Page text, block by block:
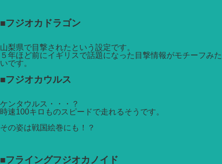
■フジオカドラゴン
山梨県で目撃されたという設定です。
５年ほど前にイギリスで話題になった目撃情報がモチーフみた
いです。
■フジオカウルス
ケンタウルス・・・？
時速100キロものスピードで走れるそうです。
その姿は戦国絵巻にも！？
■フライングフジオカノイド